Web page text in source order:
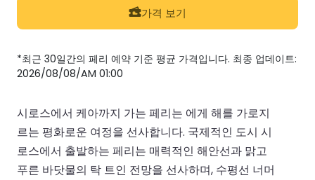
가격 보기
*최근 30일간의 페리 예약 기준 평균 가격입니다. 최종 업데이트:
2026/08/08/AM 01:00
시로스에서 케아까지 가는 페리는 에게 해를 가로지
르는 평화로운 여정을 선사합니다. 국제적인 도시 시
로스에서 출발하는 페리는 매력적인 해안선과 맑고
푸른 바닷물의 탁 트인 전망을 선사하며, 수평선 너머